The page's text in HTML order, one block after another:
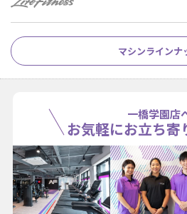
マシンラインナ
一橋学園店
お気軽にお立ち寄